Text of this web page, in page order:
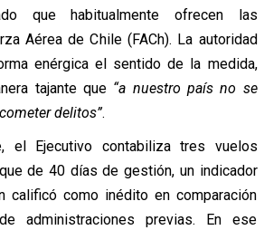
que habitualmente ofrecen las
Aérea de Chile (FACh). La autoridad
enérgica el sentido de la medida,
tajante que “a nuestro país no se
delitos”.
el Ejecutivo contabiliza tres vuelos
de 40 días de gestión, un indicador
calificó como inédito en comparación
administraciones previas. En ese